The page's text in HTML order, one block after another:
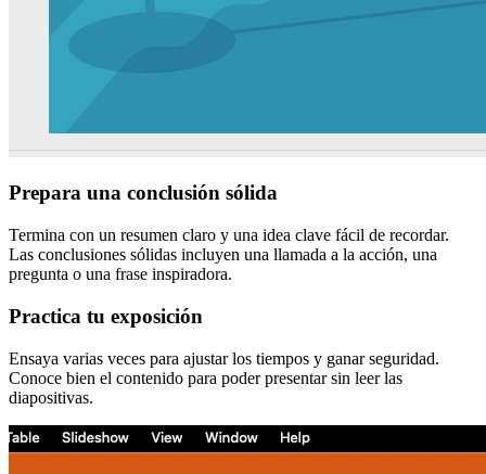
Prepara una conclusión sólida
Termina con un resumen claro y una idea clave fácil de recordar.
Las conclusiones sólidas incluyen una llamada a la acción, una
pregunta o una frase inspiradora.
Practica tu exposición
Ensaya varias veces para ajustar los tiempos y ganar seguridad.
Conoce bien el contenido para poder presentar sin leer las
diapositivas.